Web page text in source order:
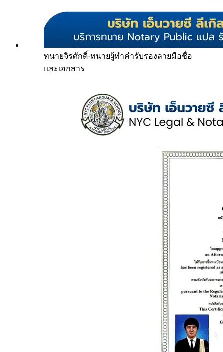
ทนายจิรศักดิ์·ทนายผู้ทำคำรับรองลายมือชื่อ
และเอกสาร